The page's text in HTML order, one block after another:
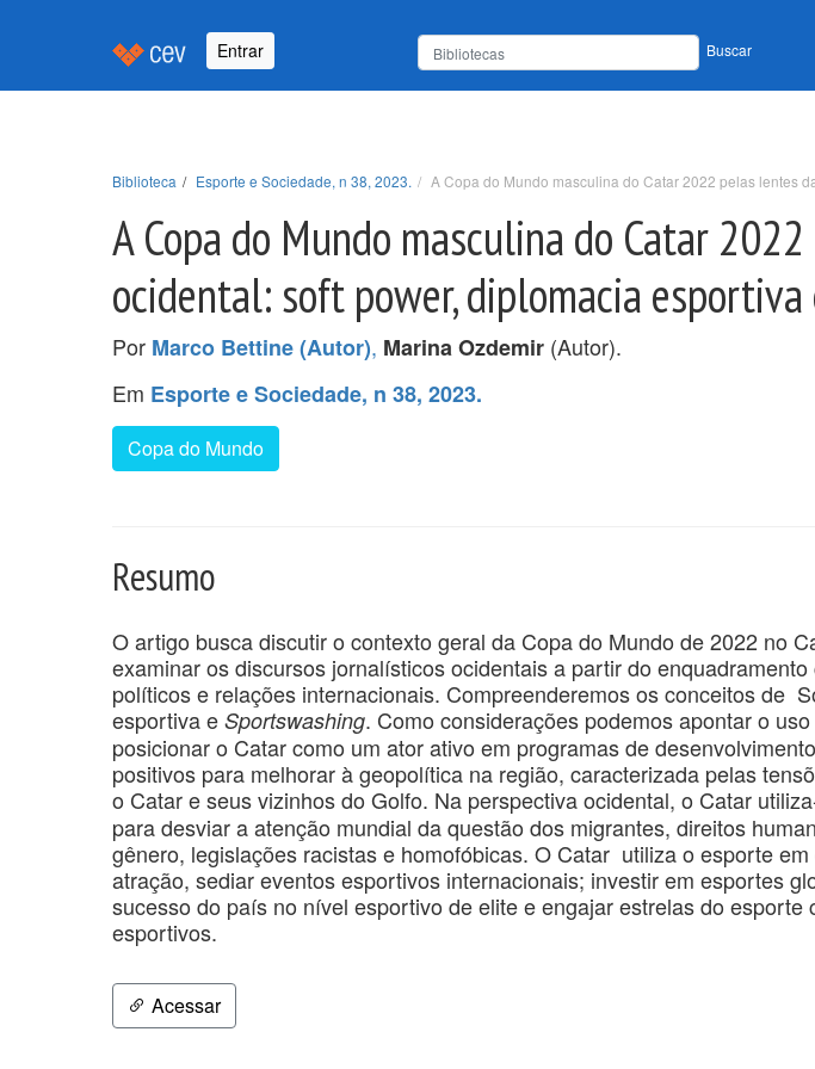
Entrar Buscar
Biblioteca Esporte e Sociedade, n 38, 2023. A Copa do Mundo masculina do Catar 2022 pelas lentes
A Copa do Mundo masculina do Catar
ocidental: soft power, diplomacia
Por Marco Bettine (Autor), Marina Ozdemir (Autor).
Em Esporte e Sociedade, n 38, 2023.
Copa do Mundo
Resumo
O artigo busca discutir o contexto geral da Copa do Mundo de 2022 no
examinar os discursos jornalísticos ocidentais a partir do
políticos e relações internacionais. Compreenderemos os conceitos de
esportiva e Sportswashing. Como considerações podemos apontar o
posicionar o Catar como um ator ativo em programas de
positivos para melhorar à geopolítica na região, caracterizada pelas
o Catar e seus vizinhos do Golfo. Na perspectiva ocidental, o Catar
para desviar a atenção mundial da questão dos migrantes, direitos
gênero, legislações racistas e homofóbicas. O Catar utiliza o esporte
atração, sediar eventos esportivos internacionais; investir em esportes
sucesso do país no nível esportivo de elite e engajar estrelas do esporte
esportivos.
Acessar